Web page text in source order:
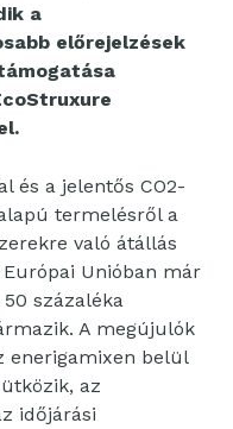
a
előrejelzések
és a jelentős CO2-
termelésről a
való átállás
Unióban már
százaléka
A megújulók
enerigamixen belül
az
időjárási